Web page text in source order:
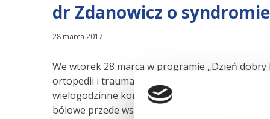
dr Zdanowicz o
28 marca 2017
We wtorek 28 marca w programie „Dzień dobry
ortopedii i traumatologii narządu ruchu Urszula
wielogodzinne korzystanie z urządzeń
bólowe przede wszystkim w odcinku szyjnym